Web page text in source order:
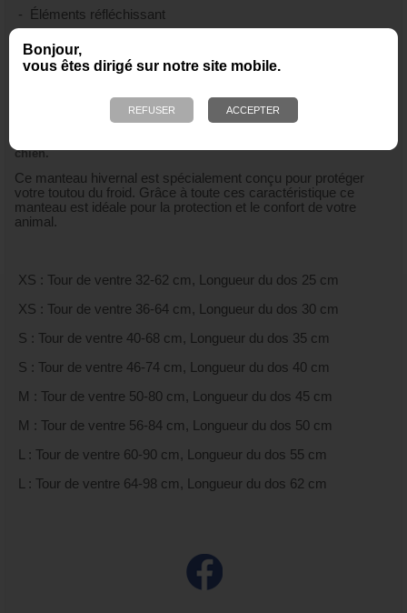
Bonjour,
vous êtes dirigé sur notre site mobile.
- Éléments réfléchissant
- Liberté de mouvement
- Compatible avec harnais
- Nettoyage facile
chien.
Ce manteau hivernal est spécialement conçu pour protéger
votre toutou du froid. Grâce à toute ces caractéristique ce
manteau est idéale pour la protection et le confort de votre
animal.
XS : Tour de ventre 32-62 cm, Longueur du dos 25 cm
XS : Tour de ventre 36-64 cm, Longueur du dos 30 cm
S : Tour de ventre 40-68 cm, Longueur du dos 35 cm
S : Tour de ventre 46-74 cm, Longueur du dos 40 cm
M : Tour de ventre 50-80 cm, Longueur du dos 45 cm
M : Tour de ventre 56-84 cm, Longueur du dos 50 cm
L : Tour de ventre 60-90 cm, Longueur du dos 55 cm
L : Tour de ventre 64-98 cm, Longueur du dos 62 cm